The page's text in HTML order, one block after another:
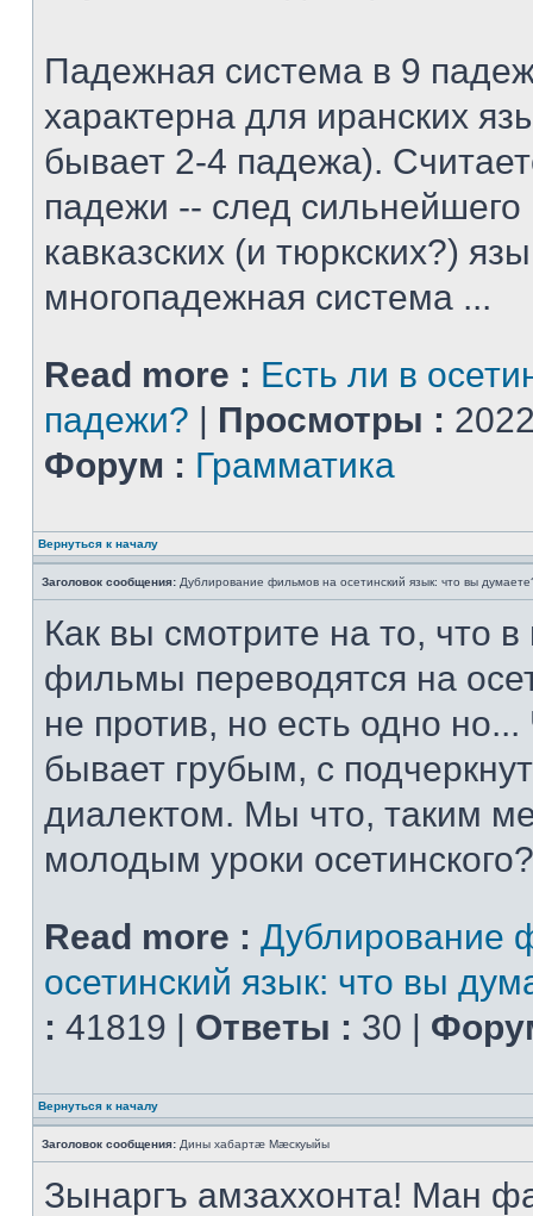
Падежная система в 9
характерна для иранских
бывает 2-4 падежа).
падежи -- след сильнейшего
кавказских (и тюркских?)
многопадежная система ...
Read more : Есть ли в
падежи? | Просмотры :
Форум : Грамматика
Вернуться к началу
Заголовок сообщения: Дублирование фильмов на осетинский язык: что вы
Как вы смотрите на то, что
фильмы переводятся на
не против, но есть одно
бывает грубым, с
диалектом. Мы что, таким
молодым уроки
Read more : Дублирование
осетинский язык: что вы
: 41819 | Ответы : 30 |
Вернуться к началу
Заголовок сообщения: Дины хабартæ Мæскуыйы
Зынаргъ амзаххонта! Ман